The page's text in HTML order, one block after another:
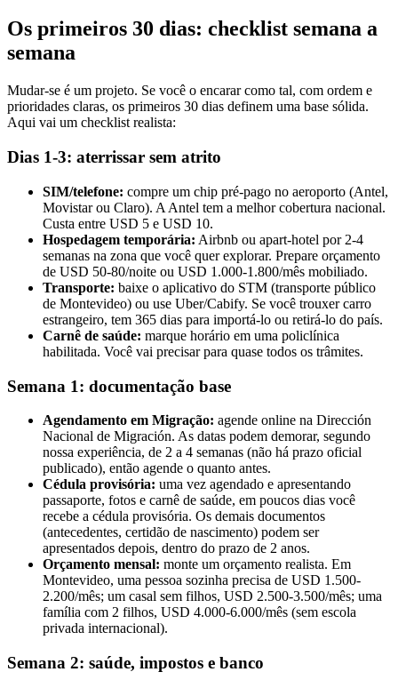
Os primeiros 30 dias: checklist semana a
semana
Mudar-se é um projeto. Se você o encarar como tal, com ordem e
prioridades claras, os primeiros 30 dias definem uma base sólida.
Aqui vai um checklist realista:
Dias 1-3: aterrissar sem atrito
SIM/telefone: compre um chip pré-pago no aeroporto (Antel,
Movistar ou Claro). A Antel tem a melhor cobertura nacional.
Custa entre USD 5 e USD 10.
Hospedagem temporária: Airbnb ou apart-hotel por 2-4
semanas na zona que você quer explorar. Prepare orçamento
de USD 50-80/noite ou USD 1.000-1.800/mês mobiliado.
Transporte: baixe o aplicativo do STM (transporte público
de Montevideo) ou use Uber/Cabify. Se você trouxer carro
estrangeiro, tem 365 dias para importá-lo ou retirá-lo do país.
Carnê de saúde: marque horário em uma policlínica
habilitada. Você vai precisar para quase todos os trâmites.
Semana 1: documentação base
Agendamento em Migração: agende online na Dirección
Nacional de Migración. As datas podem demorar, segundo
nossa experiência, de 2 a 4 semanas (não há prazo oficial
publicado), então agende o quanto antes.
Cédula provisória: uma vez agendado e apresentando
passaporte, fotos e carnê de saúde, em poucos dias você
recebe a cédula provisória. Os demais documentos
(antecedentes, certidão de nascimento) podem ser
apresentados depois, dentro do prazo de 2 anos.
Orçamento mensal: monte um orçamento realista. Em
Montevideo, uma pessoa sozinha precisa de USD 1.500-
2.200/mês; um casal sem filhos, USD 2.500-3.500/mês; uma
família com 2 filhos, USD 4.000-6.000/mês (sem escola
privada internacional).
Semana 2: saúde, impostos e banco